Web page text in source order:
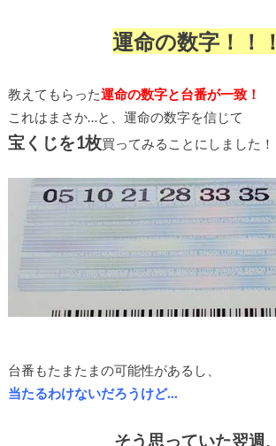
運命の数字！！！
教えてもらった運命の数字と台番が一致！
これはまさか…と、運命の数字を信じて
宝くじを1枚買ってみることにしました！
台番もたまたまの可能性があるし、
当たるわけないだろうけど…
そう思っていた翌週、